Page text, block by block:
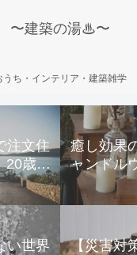
〜建築の湯♨〜
うち・インテリア・建築雑学
注文住
20歳夫
声
癒し効果
ャンドル
い冬を
い世界
【災害対